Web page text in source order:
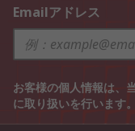
Emailアドレス
お客様の個人情報は、
に取り扱いを行います。